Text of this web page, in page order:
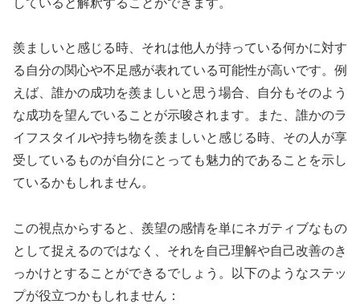
羨ましいと感じる時、それは他人が持っている何かに対す
る自分の関心や不足感が表れている可能性が高いです。例
えば、誰かの成功を羨ましいと思う場合、自分もそのよう
な成功を望んでいることが示唆されます。また、誰かのラ
イフスタイルや持ち物を羨ましいと感じる時、その人が享
受しているものが自分にとっても魅力的であることを示し
ているかもしれません。
この視点からすると、羨望の感情を単にネガティブなもの
として捉えるのではなく、それを自己理解や自己改善のき
っかけとすることができるでしょう。以下のようなステッ
プが役立つかもしれません：